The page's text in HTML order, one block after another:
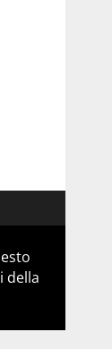
della